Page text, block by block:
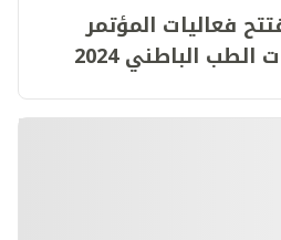
فعاليات المؤتمر
الباطني 2024